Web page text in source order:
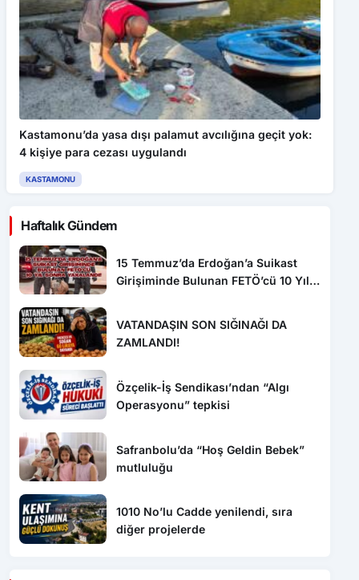
Kastamonu’da yasa dışı palamut avcılığına geçit yok:
4 kişiye para cezası uygulandı
KASTAMONU
Haftalık Gündem
15 Temmuz’da Erdoğan’a Suikast
Girişiminde Bulunan FETÖ’cü 10 Yıl
VATANDAŞIN SON SIĞINAĞI DA
ZAMLANDI!
Özçelik-İş Sendikası’ndan “Algı
Operasyonu” tepkisi
Safranbolu’da “Hoş Geldin Bebek”
mutluluğu
1010 No’lu Cadde yenilendi, sıra
diğer projelerde